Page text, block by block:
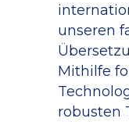
unseren
Mithilfe
robusten